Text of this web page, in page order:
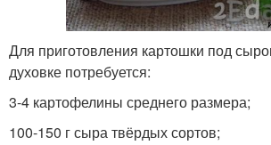
Для приготовления картошки под
духовке потребуется:
3-4 картофелины среднего размера;
100-150 г сыра твёрдых сортов;